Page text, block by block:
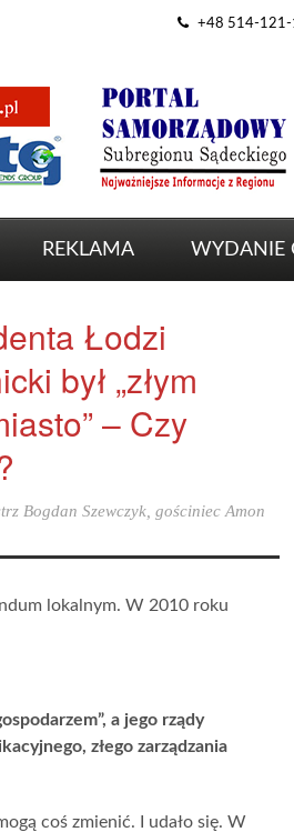
+48 514-121-
REKLAMA WYDANIE
Łodzi
był „złym
– Czy
Bogdan Szewczyk gościniec Amon
lokalnym. W 2010 roku
a jego rządy
złego zarządzania
coś zmienić. I udało się. W